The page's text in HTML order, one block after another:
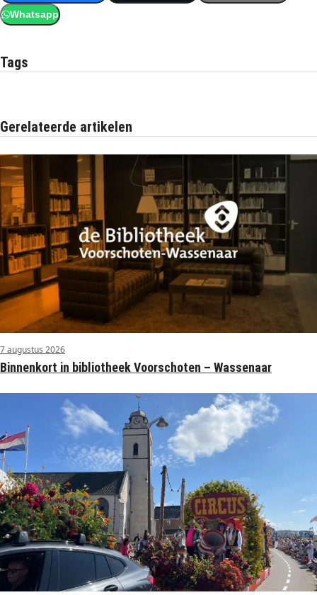
Whatsapp
Tags
Gerelateerde artikelen
7 augustus 2026
Binnenkort in bibliotheek Voorschoten – Wassenaar